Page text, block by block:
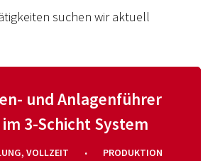
suchen wir aktuell
und Anlagenführer
3-Schicht System
, VOLLZEIT · PRODUKTION